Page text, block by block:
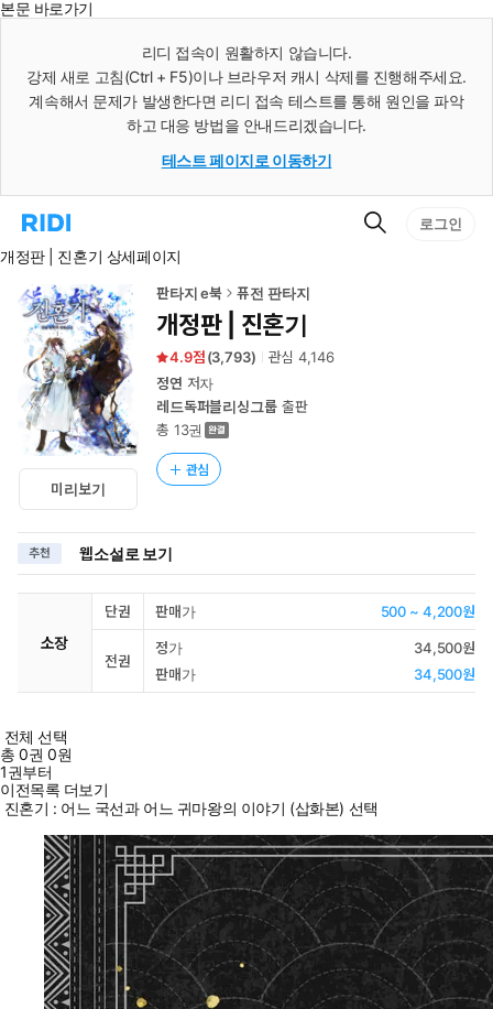
본문 바로가기
리디 접속이 원활하지 않습니다.
강제 새로 고침(Ctrl + F5)이나 브라우저 캐시 삭제를 진행해주세요.
계속해서 문제가 발생한다면 리디 접속 테스트를 통해 원인을 파악
하고 대응 방법을 안내드리겠습니다.
테스트 페이지로 이동하기
리
홈
로
이
동
검
로그인
개정판 | 진혼기 상세페이지
미리보기
판타지 e북 퓨전 판타지
개정판 | 진혼기
4.9 (3,793) 관심4,146
정연 저자
레드독퍼블리싱그룹출판
총 13권
관심
추천 웹소설로 보기
소장
단권 판매가 500 ~ 4,200원
전권
정가
34,500원
판매가
34,500원
전체 선택
총0권 0원
1권부터
이전목록 더보기
진혼기 : 어느 국선과 어느 귀마왕의 이야기 (삽화본) 선택